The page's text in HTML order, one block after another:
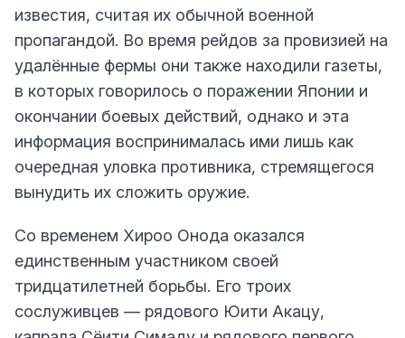
известия, считая их обычной военной
пропагандой. Во время рейдов за провизией на
удалённые фермы они также находили газеты,
в которых говорилось о поражении Японии и
окончании боевых действий, однако и эта
информация воспринималась ими лишь как
очередная уловка противника, стремящегося
вынудить их сложить оружие.
Со временем Хироо Онода оказался
единственным участником своей
тридцатилетней борьбы. Его троих
сослуживцев — рядового Юити Акацу,